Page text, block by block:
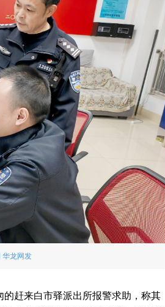
华龙网发
的赶来白市驿派出所报警求助，称其